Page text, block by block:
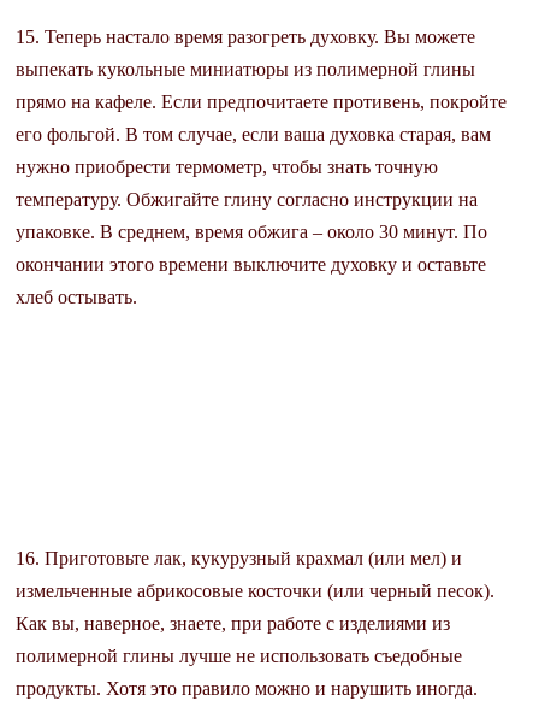
15. Теперь настало время разогреть духовку. Вы можете
выпекать кукольные миниатюры из полимерной глины
прямо на кафеле. Если предпочитаете противень, покройте
его фольгой. В том случае, если ваша духовка старая, вам
нужно приобрести термометр, чтобы знать точную
температуру. Обжигайте глину согласно инструкции на
упаковке. В среднем, время обжига – около 30 минут. По
окончании этого времени выключите духовку и оставьте
хлеб остывать.
16. Приготовьте лак, кукурузный крахмал (или мел) и
измельченные абрикосовые косточки (или черный песок).
Как вы, наверное, знаете, при работе с изделиями из
полимерной глины лучше не использовать съедобные
продукты. Хотя это правило можно и нарушить иногда.